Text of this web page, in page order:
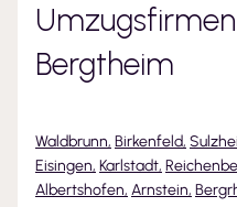
Bergtheim
Waldbrunn, Birkenfeld,
Eisingen, Karlstadt,
Albertshofen, Arnstein,